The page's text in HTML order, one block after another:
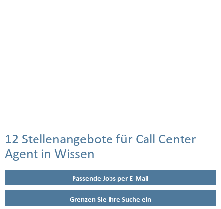
12 Stellenangebote für Call Center
Agent in Wissen
Passende Jobs per E-Mail
Grenzen Sie Ihre Suche ein